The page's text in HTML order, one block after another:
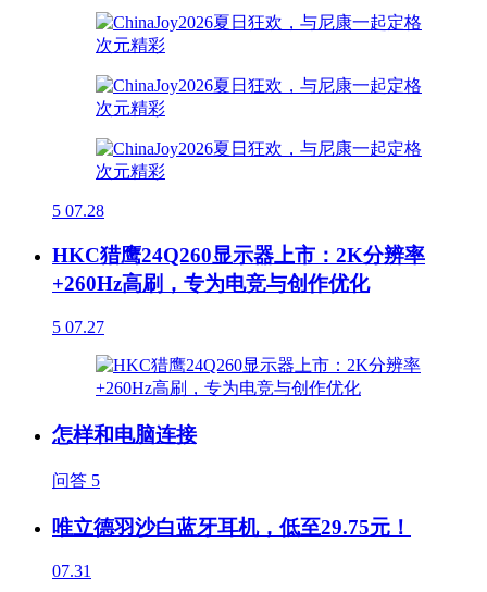
5 07.28
HKC猎鹰24Q260显示器上市：2K分辨率
+260Hz高刷，专为电竞与创作优化
5 07.27
怎样和电脑连接
问答 5
唯立德羽沙白蓝牙耳机，低至29.75元！
07.31